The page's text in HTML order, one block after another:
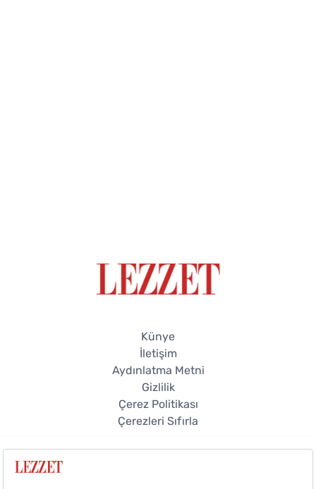
Künye
İletişim
Aydınlatma Metni
Gizlilik
Çerez Politikası
Çerezleri Sıfırla